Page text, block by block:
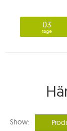
03
tage
Show: